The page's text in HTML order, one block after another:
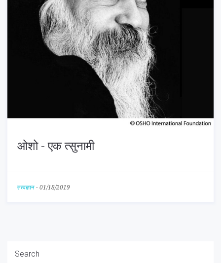
ओशो - एक त्सुनामी
तत्वज्ञान - 01/18/2019
Search